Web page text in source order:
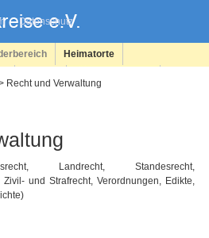
Datenschutz
Heimatorte
Recht und Verwaltung
Landrecht, Standesrecht,
und Strafrecht, Verordnungen, Edikte,